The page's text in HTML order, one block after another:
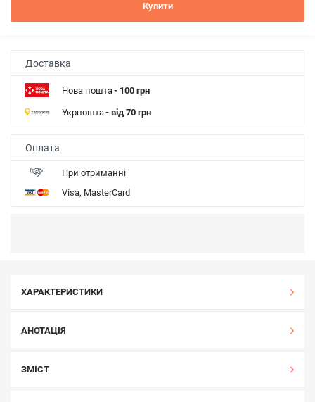
Купити
Доставка
Нова пошта- 100 грн
Укрпошта- від 70 грн
Оплата
При отриманні
Visa, MasterCard
ХАРАКТЕРИСТИКИ
АНОТАЦІЯ
ЗМІСТ